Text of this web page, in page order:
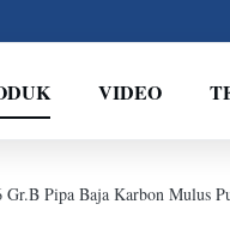
VIDEO
Pipa Baja Karbon Mulus